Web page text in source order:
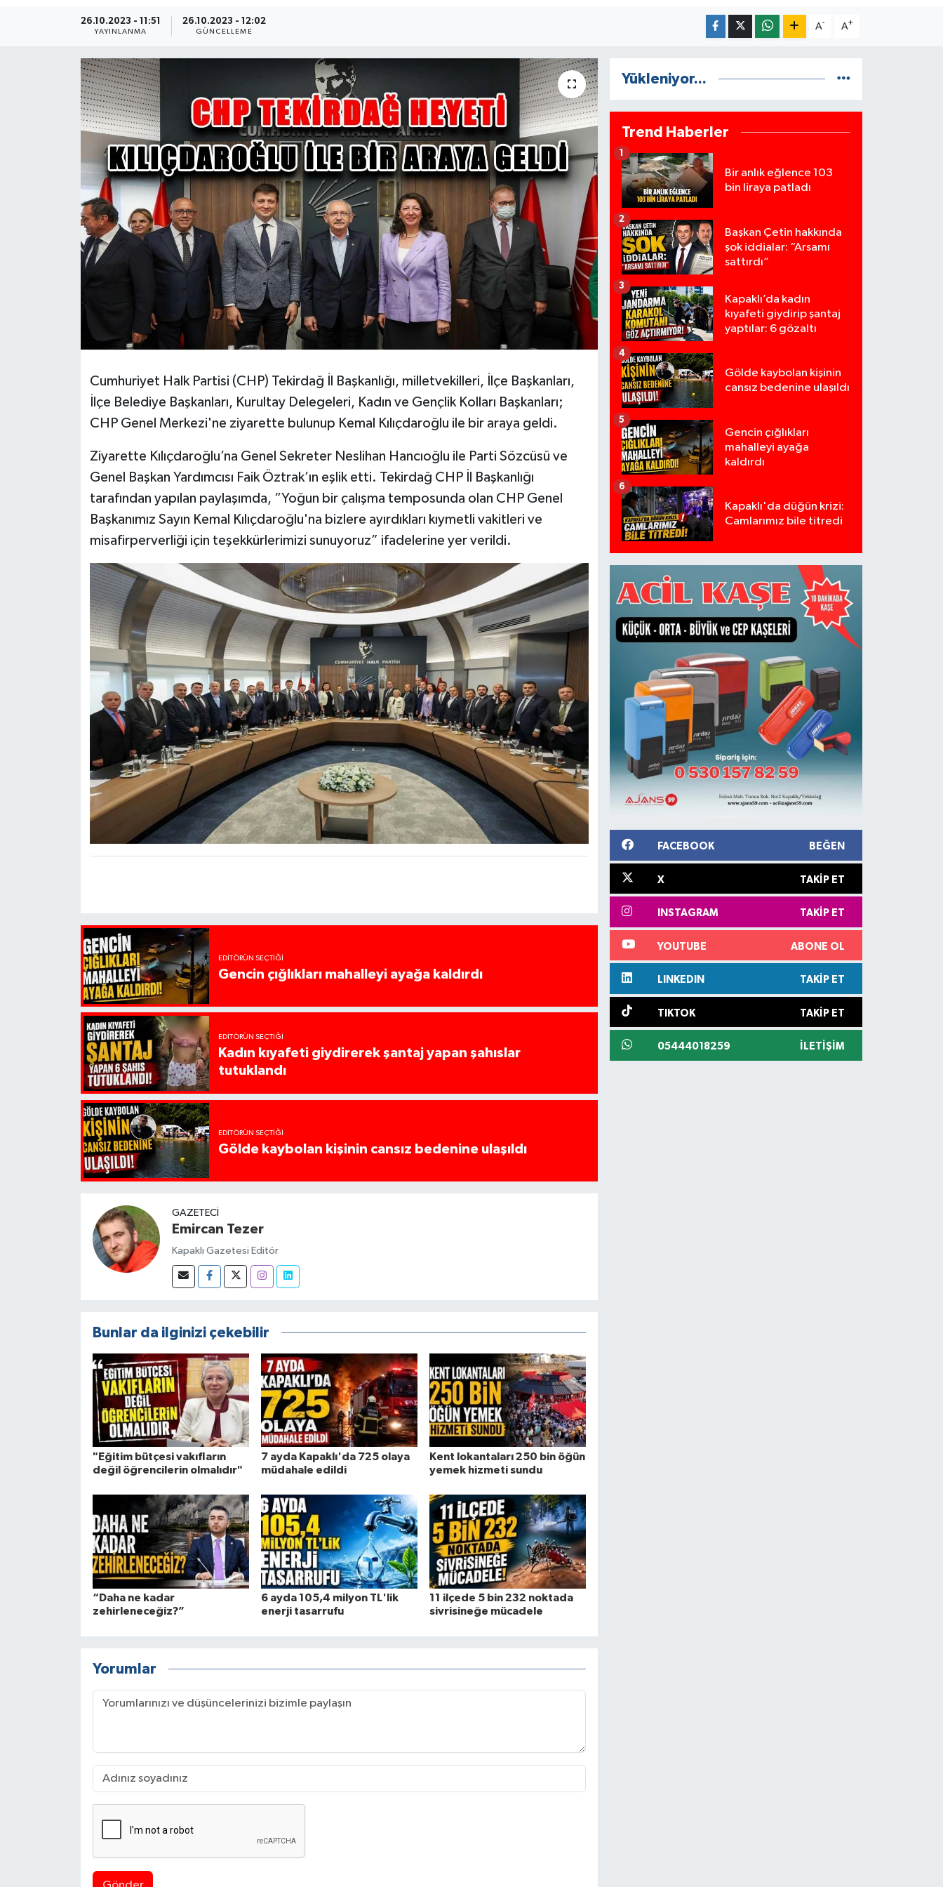
26.10.2023 - 11:51
YAYINLANMA
26.10.2023 - 12:02
GÜNCELLEME
A- A+
Cumhuriyet Halk Partisi (CHP) Tekirdağ İl Başkanlığı, milletvekilleri, İlçe Başkanları,
İlçe Belediye Başkanları, Kurultay Delegeleri, Kadın ve Gençlik Kolları Başkanları;
CHP Genel Merkezi'ne ziyarette bulunup Kemal Kılıçdaroğlu ile bir araya geldi.
Ziyarette Kılıçdaroğlu’na Genel Sekreter Neslihan Hancıoğlu ile Parti Sözcüsü ve
Genel Başkan Yardımcısı Faik Öztrak’ın eşlik etti. Tekirdağ CHP İl Başkanlığı
tarafından yapılan paylaşımda, “Yoğun bir çalışma temposunda olan CHP Genel
Başkanımız Sayın Kemal Kılıçdaroğlu'na bizlere ayırdıkları kıymetli vakitleri ve
misafirperverliği için teşekkürlerimizi sunuyoruz” ifadelerine yer verildi.
EDITÖRÜN SEÇTIĞI
Gencin çığlıkları mahalleyi ayağa kaldırdı
EDITÖRÜN SEÇTIĞI
Kadın kıyafeti giydirerek şantaj yapan şahıslar
tutuklandı
EDITÖRÜN SEÇTIĞI
Gölde kaybolan kişinin cansız bedenine ulaşıldı
GAZETECI
Emircan Tezer
Kapaklı Gazetesi Editör
Bunlar da ilginizi çekebilir
"Eğitim bütçesi vakıfların
değil öğrencilerin olmalıdır"
7 ayda Kapaklı'da 725 olaya
müdahale edildi
Kent lokantaları 250 bin öğün
yemek hizmeti sundu
“Daha ne kadar
zehirleneceğiz?”
6 ayda 105,4 milyon TL'lik
enerji tasarrufu
11 ilçede 5 bin 232 noktada
sivrisineğe mücadele
Yorumlar
Yükleniyor...
Trend Haberler
Bir anlık eğlence 103
bin liraya patladı
1
Başkan Çetin hakkında
şok iddialar: “Arsamı
sattırdı”
2
Kapaklı’da kadın
kıyafeti giydirip şantaj
yaptılar: 6 gözaltı
3
Gölde kaybolan kişinin
cansız bedenine ulaşıldı
4
Gencin çığlıkları
mahalleyi ayağa
kaldırdı
5
Kapaklı'da düğün krizi:
Camlarımız bile titredi
6
FACEBOOK BEĞEN
X TAKIP ET
INSTAGRAM TAKIP ET
YOUTUBE ABONE OL
LINKEDIN TAKIP ET
TIKTOK TAKIP ET
05444018259 İLETIŞIM
Ekonomi
Teknoloji